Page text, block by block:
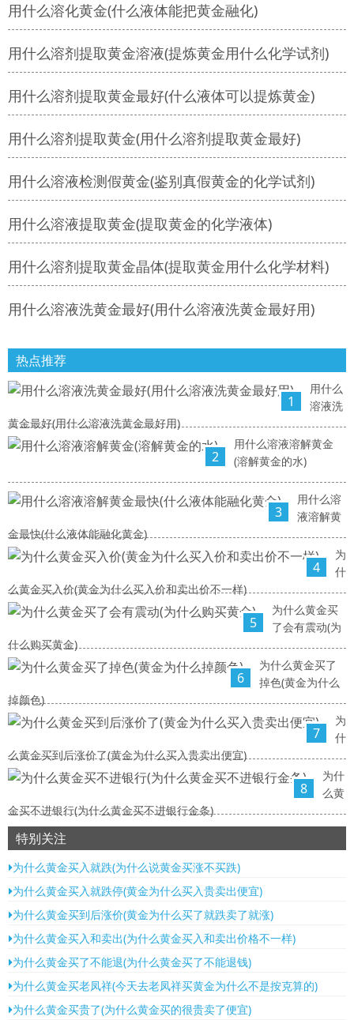
用什么溶化黄金(什么液体能把黄金融化)
用什么溶剂提取黄金溶液(提炼黄金用什么化学试剂)
用什么溶剂提取黄金最好(什么液体可以提炼黄金)
用什么溶剂提取黄金(用什么溶剂提取黄金最好)
用什么溶液检测假黄金(鉴别真假黄金的化学试剂)
用什么溶液提取黄金(提取黄金的化学液体)
用什么溶剂提取黄金晶体(提取黄金用什么化学材料)
用什么溶液洗黄金最好(用什么溶液洗黄金最好用)
热点推荐
1
用什么
溶液洗
黄金最好(用什么溶液洗黄金最好用)
2
用什么溶液溶解黄金
(溶解黄金的水)
3
用什么溶
液溶解黄
金最快(什么液体能融化黄金)
4
为
什
么黄金买入价(黄金为什么买入价和卖出价不一样)
5
为什么黄金买
了会有震动(为
什么购买黄金)
6
为什么黄金买了
掉色(黄金为什么
掉颜色)
7
为
什
么黄金买到后涨价了(黄金为什么买入贵卖出便宜)
8
为什
么黄
金买不进银行(为什么黄金买不进银行金条)
特别关注
为什么黄金买入就跌(为什么说黄金买涨不买跌)
为什么黄金买入就跌停(黄金为什么买入贵卖出便宜)
为什么黄金买到后涨价(黄金为什么买了就跌卖了就涨)
为什么黄金买入和卖出(为什么黄金买入和卖出价格不一样)
为什么黄金买了不能退(为什么黄金买了不能退钱)
为什么黄金买老凤祥(今天去老凤祥买黄金为什么不是按克算的)
为什么黄金买贵了(为什么黄金买的很贵卖了便宜)